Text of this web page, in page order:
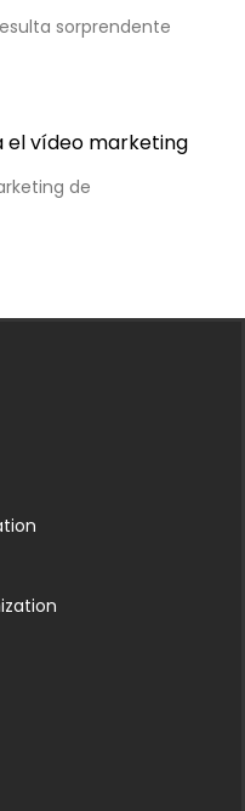
sorprendente
el vídeo marketing
de